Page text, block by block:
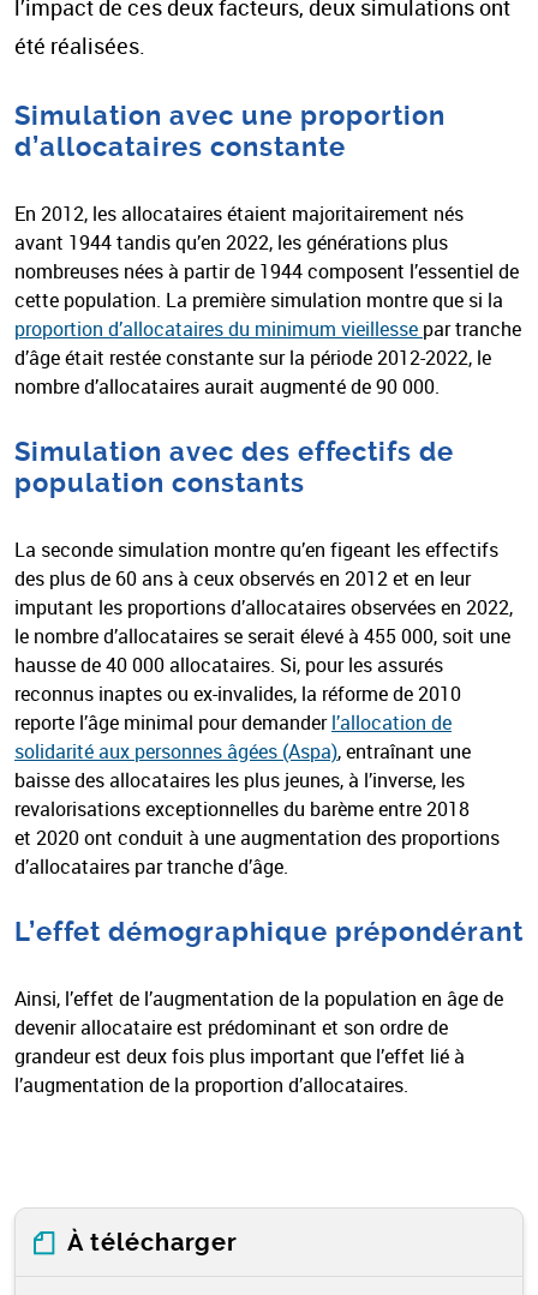
l’impact de ces deux facteurs, deux simulations ont
été réalisées.
Simulation avec une proportion
d’allocataires constante
En 2012, les allocataires étaient majoritairement nés
avant 1944 tandis qu’en 2022, les générations plus
nombreuses nées à partir de 1944 composent l’essentiel de
cette population. La première simulation montre que si la
proportion d’allocataires du minimum vieillesse par tranche
d’âge était restée constante sur la période 2012-2022, le
nombre d’allocataires aurait augmenté de 90 000.
Simulation avec des effectifs de
population constants
La seconde simulation montre qu’en figeant les effectifs
des plus de 60 ans à ceux observés en 2012 et en leur
imputant les proportions d’allocataires observées en 2022,
le nombre d’allocataires se serait élevé à 455 000, soit une
hausse de 40 000 allocataires. Si, pour les assurés
reconnus inaptes ou ex-invalides, la réforme de 2010
reporte l’âge minimal pour demanderl’allocation de
solidarité aux personnes âgées (Aspa), entraînant une
baisse des allocataires les plus jeunes, à l’inverse, les
revalorisations exceptionnelles du barème entre 2018
et 2020 ont conduit à une augmentation des proportions
d’allocataires par tranche d’âge.
L’effet démographique prépondérant
Ainsi, l’effet de l’augmentation de la population en âge de
devenir allocataire est prédominant et son ordre de
grandeur est deux fois plus important que l’effet lié à
l’augmentation de la proportion d’allocataires.
À télécharger